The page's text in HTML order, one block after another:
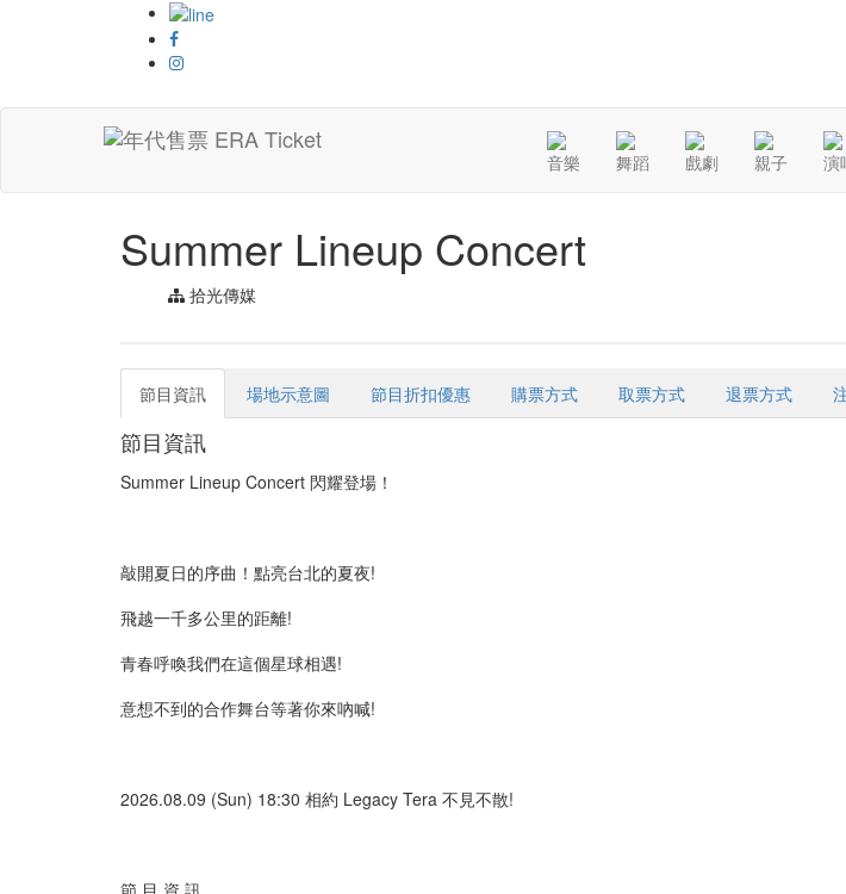
音樂 舞蹈 戲劇 親子 演
首頁 > 演唱會類
Summer Lineup Concert
拾光傳媒
節目資訊 場地示意圖 節目折扣優惠 購票方式 取票方式 退票方式
節目資訊
Summer Lineup Concert 閃耀登場！
敲開夏日的序曲！點亮台北的夏夜!
飛越一千多公里的距離!
青春呼喚我們在這個星球相遇!
意想不到的合作舞台等著你來吶喊!
2026.08.09 (Sun) 18:30 相約 Legacy Tera 不見不散!
節 目 資 訊